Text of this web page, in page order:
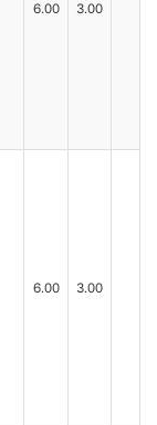
6.00 3.00
6.00 3.00